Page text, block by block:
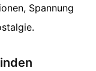
Spannung